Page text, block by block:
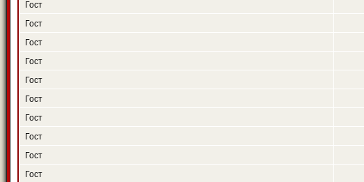
Гост
Гост
Гост
Гост
Гост
Гост
Гост
Гост
Гост
Гост